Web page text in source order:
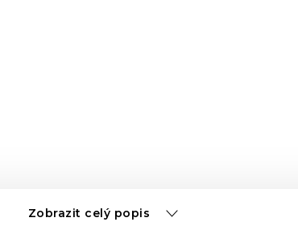
Zobrazit celý popis